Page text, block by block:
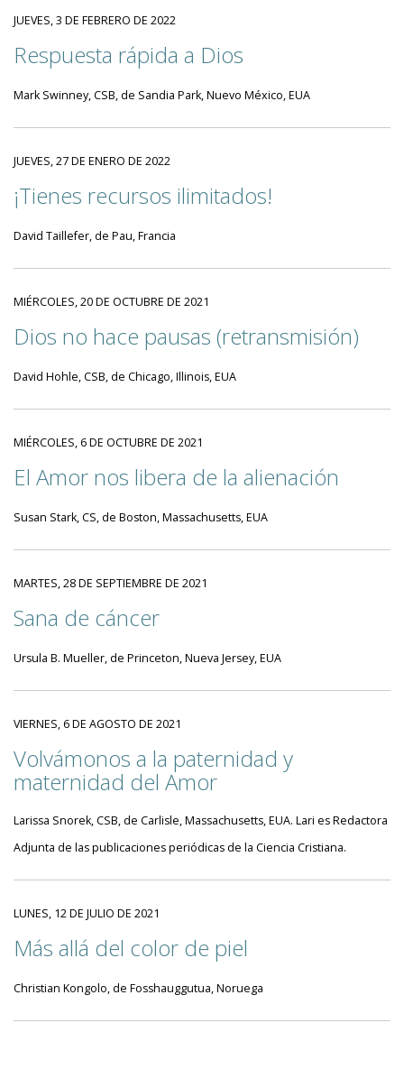
JUEVES, 3 DE FEBRERO DE 2022
Respuesta rápida a Dios
Mark Swinney, CSB, de Sandia Park, Nuevo México, EUA
JUEVES, 27 DE ENERO DE 2022
¡Tienes recursos ilimitados!
David Taillefer, de Pau, Francia
MIÉRCOLES, 20 DE OCTUBRE DE 2021
Dios no hace pausas (retransmisión)
David Hohle, CSB, de Chicago, Illinois, EUA
MIÉRCOLES, 6 DE OCTUBRE DE 2021
El Amor nos libera de la alienación
Susan Stark, CS, de Boston, Massachusetts, EUA
MARTES, 28 DE SEPTIEMBRE DE 2021
Sana de cáncer
Ursula B. Mueller, de Princeton, Nueva Jersey, EUA
VIERNES, 6 DE AGOSTO DE 2021
Volvámonos a la paternidad y
maternidad del Amor
Larissa Snorek, CSB, de Carlisle, Massachusetts, EUA. Lari es Redactora
Adjunta de las publicaciones periódicas de la Ciencia Cristiana.
LUNES, 12 DE JULIO DE 2021
Más allá del color de piel
Christian Kongolo, de Fosshauggutua, Noruega